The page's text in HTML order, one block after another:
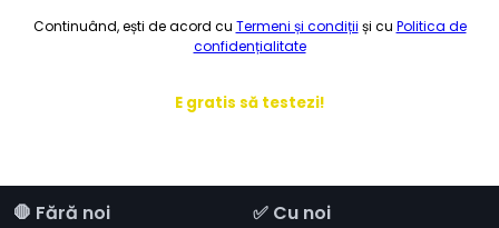
Continuând, ești de acord cu Termeni și condiții și cu Politica de
confidențialitate
E gratis să testezi!
🛑 Fără noi ✅ Cu noi